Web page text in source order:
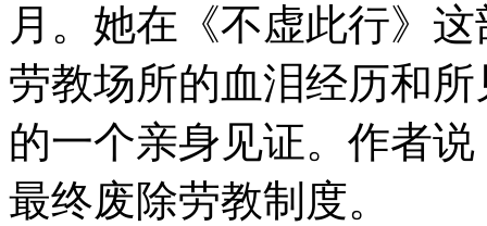
月。她在《不虚此行》
劳教场所的血泪经历和
的一个亲身见证。作者
最终废除劳教制度。